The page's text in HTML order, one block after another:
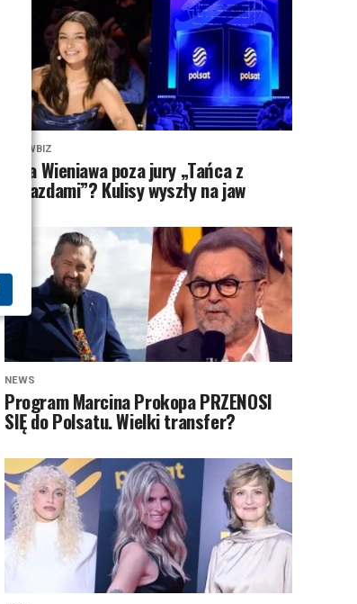
SHOWBIZ
Julia Wieniawa poza jury „Tańca z
Gwiazdami”? Kulisy wyszły na jaw
NEWS
Program Marcina Prokopa PRZENOSI
SIĘ do Polsatu. Wielki transfer?